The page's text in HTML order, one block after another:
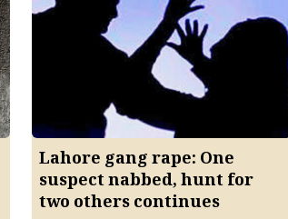
Lahore gang rape: One
suspect nabbed, hunt for
two others continues